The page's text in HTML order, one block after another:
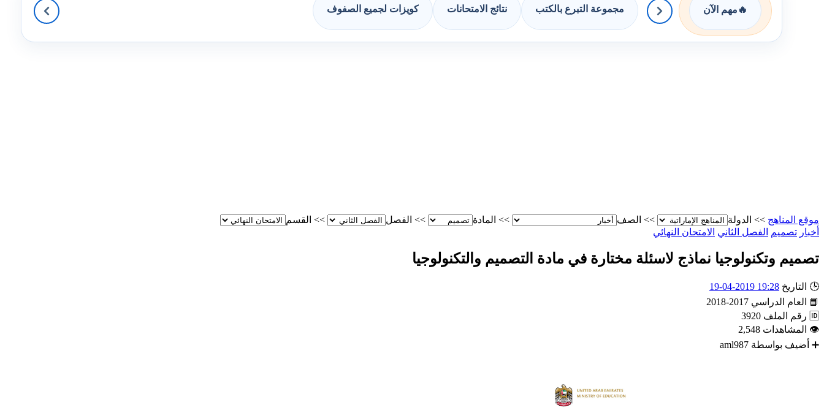
🔥 مهم الآن مجموعة التبرع بالكتب نتائج الامتحانات كويزات لجميع الصفوف
موقع المناهج >> الدولة >> الصف >> المادة >> الفصل >> القسم
أخبار تصميم الفصل الثاني الامتحان النهائي
تصميم وتكنولوجيا نماذج لاسئلة مختارة في مادة التصميم والتكنولوجيا
🕒 التاريخ 19:28 2019-04-19
📘
العام الدراسي 2017-2018
🆔 رقم الملف 3920
👁 المشاهدات 2,548
➕ أضيف بواسطة aml987